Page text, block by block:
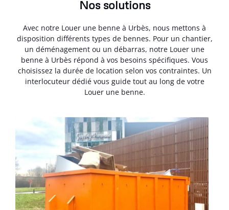
Nos solutions
Avec notre Louer une benne à Urbès, nous mettons à
disposition différents types de bennes. Pour un chantier,
un déménagement ou un débarras, notre Louer une
benne à Urbès répond à vos besoins spécifiques. Vous
choisissez la durée de location selon vos contraintes. Un
interlocuteur dédié vous guide tout au long de votre
Louer une benne.